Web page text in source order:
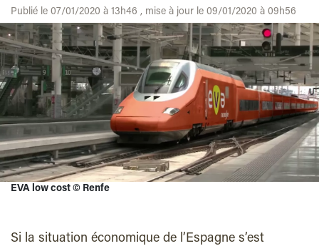
Publié le 07/01/2020 à 13h46 , mise à jour le 09/01/2020 à 09h56
EVA low cost © Renfe
Si la situation économique de l’Espagne s’est